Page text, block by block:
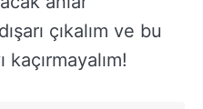
çıkalım ve bu